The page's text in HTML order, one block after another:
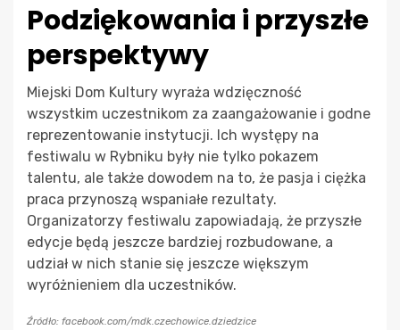
Podziękowania i przyszłe
perspektywy
Miejski Dom Kultury wyraża wdzięczność
wszystkim uczestnikom za zaangażowanie i godne
reprezentowanie instytucji. Ich występy na
festiwalu w Rybniku były nie tylko pokazem
talentu, ale także dowodem na to, że pasja i ciężka
praca przynoszą wspaniałe rezultaty.
Organizatorzy festiwalu zapowiadają, że przyszłe
edycje będą jeszcze bardziej rozbudowane, a
udział w nich stanie się jeszcze większym
wyróżnieniem dla uczestników.
Źródło: facebook.com/mdk.czechowice.dziedzice